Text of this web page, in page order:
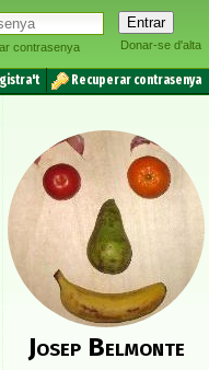
contrasenya Donar-se d'alta
Recuperar contrasenya
Josep Belmonte